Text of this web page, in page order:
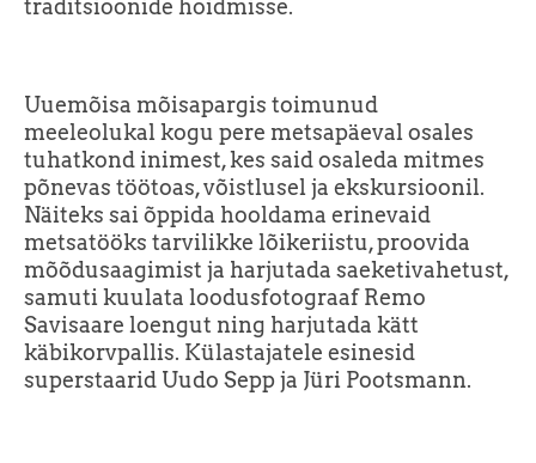
traditsioonide hoidmisse.
Uuemõisa mõisapargis toimunud
meeleolukal kogu pere metsapäeval osales
tuhatkond inimest, kes said osaleda mitmes
põnevas töötoas, võistlusel ja ekskursioonil.
Näiteks sai õppida hooldama erinevaid
metsatööks tarvilikke lõikeriistu, proovida
mõõdusaagimist ja harjutada saeketivahetust,
samuti kuulata loodusfotograaf Remo
Savisaare loengut ning harjutada kätt
käbikorvpallis. Külastajatele esinesid
superstaarid Uudo Sepp ja Jüri Pootsmann.